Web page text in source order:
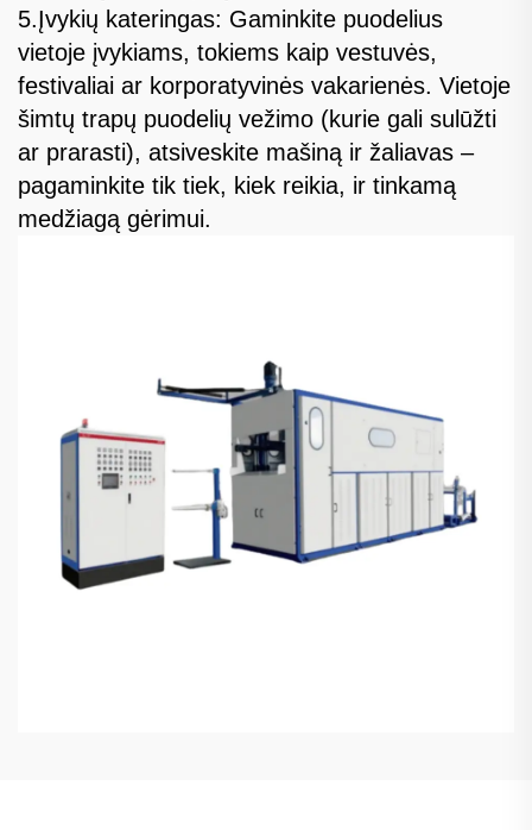
5.Įvykių kateringas: Gaminkite puodelius
vietoje įvykiams, tokiems kaip vestuvės,
festivaliai ar korporatyvinės vakarienės. Vietoje
šimtų trapų puodelių vežimo (kurie gali sulūžti
ar prarasti), atsiveskite mašiną ir žaliavas –
pagaminkite tik tiek, kiek reikia, ir tinkamą
medžiagą gėrimui.